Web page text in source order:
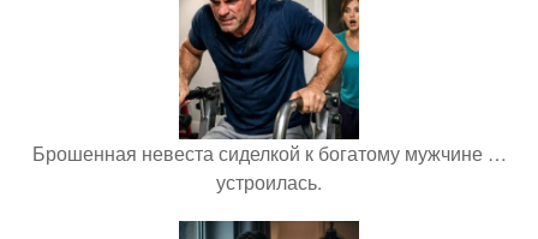
Брошенная невеста сиделкой к богатому мужчине …
устроилась.